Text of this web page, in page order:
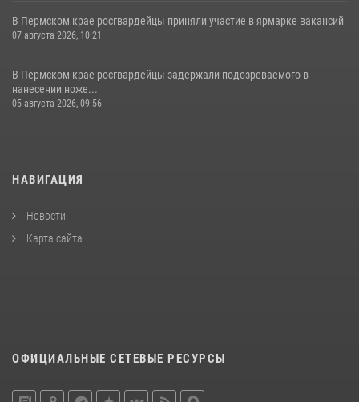
В Пермском крае росгвардейцы приняли участие в ярмарке вакансий
07 августа 2026, 10:21
В Пермском крае росгвардейцы задержали подозреваемого в
нанесении ноже...
05 августа 2026, 09:56
НАВИГАЦИЯ
Новости
Карта сайта
ОФИЦИАЛЬНЫЕ СЕТЕВЫЕ РЕСУРСЫ